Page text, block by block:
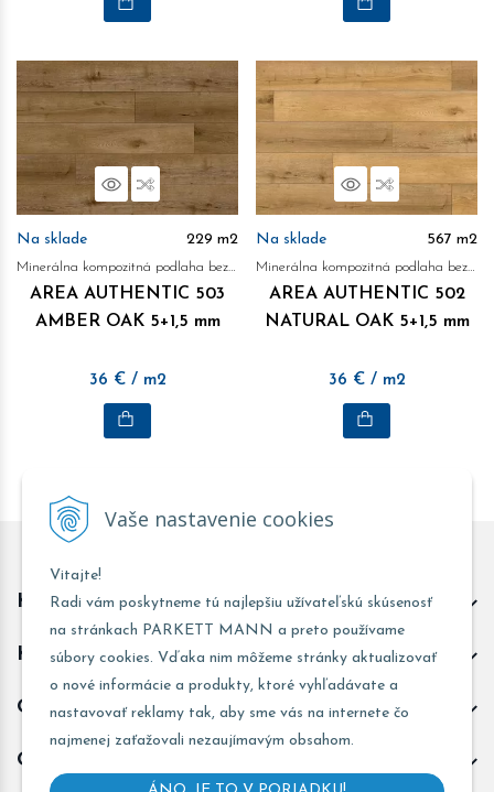
Vaše nastavenie cookies
Vitajte!
Radi vám poskytneme tú najlepšiu užívateľskú skúsenosť
na stránkach PARKETT MANN a preto používame
súbory cookies. Vďaka nim môžeme stránky aktualizovať
o nové informácie a produkty, ktoré vyhľadávate a
nastavovať reklamy tak, aby sme vás na internete čo
najmenej zaťažovali nezaujímavým obsahom.
NáhľadPorovnať
Na sklade 229 m2
Minerálna kompozitná podlaha bez obsahu ftalátov
AREA AUTHENTIC 503
AMBER OAK 5+1,5 mm
36 € / m2
NáhľadPorovnať
Na sklade 567 m2
Minerálna kompozitná podlaha bez obsahu ftalátov
AREA AUTHENTIC 502
NATURAL OAK 5+1,5 mm
36 € / m2
Kontakt predajňa Trnava
Kontakt predajňa Žarnovica
Obchodné informácie
Odoberať novinky